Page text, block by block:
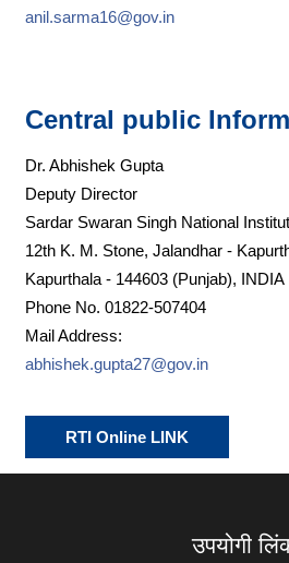
anil.sarma16@gov.in
Central public
Dr. Abhishek Gupta
Deputy Director
Sardar Swaran Singh National
12th K. M. Stone, Jalandhar -
Kapurthala - 144603 (Punjab), INDIA
Phone No. 01822-507404
Mail Address:
abhishek.gupta27@gov.in
RTI Online LINK
उपयोगी